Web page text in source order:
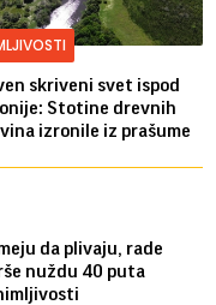
skriveni svet ispod
Stotine drevnih
izronile iz prašume
da plivaju, rade
nuždu 40 puta